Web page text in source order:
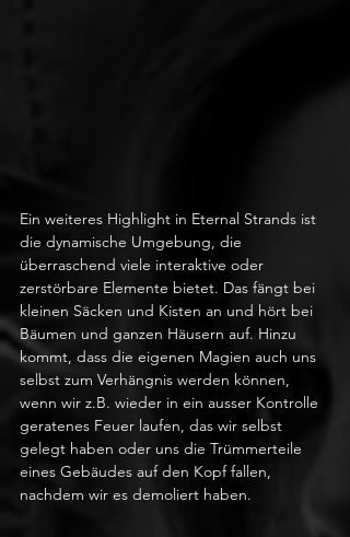
Ein weiteres Highlight in Eternal Strands ist
die dynamische Umgebung, die
überraschend viele interaktive oder
zerstörbare Elemente bietet. Das fängt bei
kleinen Säcken und Kisten an und hört bei
Bäumen und ganzen Häusern auf. Hinzu
kommt, dass die eigenen Magien auch uns
selbst zum Verhängnis werden können,
wenn wir z.B. wieder in ein ausser Kontrolle
geratenes Feuer laufen, das wir selbst
gelegt haben oder uns die Trümmerteile
eines Gebäudes auf den Kopf fallen,
nachdem wir es demoliert haben.